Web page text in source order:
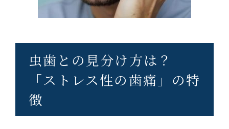
虫歯との見分け方は？
「ストレス性の歯痛」の特
徴